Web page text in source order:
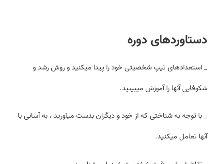
دستاوردهای دوره
_ استعدادهای تیپ شخصیتی خود را پیدا می­کنید و روش رشد و
شکوفایی آنها را آموزش می­بینید.
_ با توجه به شناختی که از خود و دیگران بدست می­آورید ، به آسانی با
آنها تعامل می­کنید.